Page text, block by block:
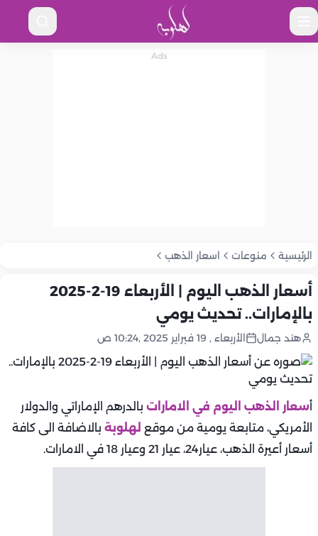
الرئيسية منوعات اسعار الذهب
أسعار الذهب اليوم | الأربعاء 19-2-2025
بالإمارات.. تحديث يومي
هند جمال الأربعاء , 19 فبراير 2025 ,10:24 ص
أسعار الذهب اليوم في الامارات بالدرهم الإماراتي والدولار
الأمريكي، متابعة يومية من موقع لهلوبة بالاضافة الى كافة
أسعار أعيرة الذهب، عيار24، عيار 21 وعيار 18 في الامارات.